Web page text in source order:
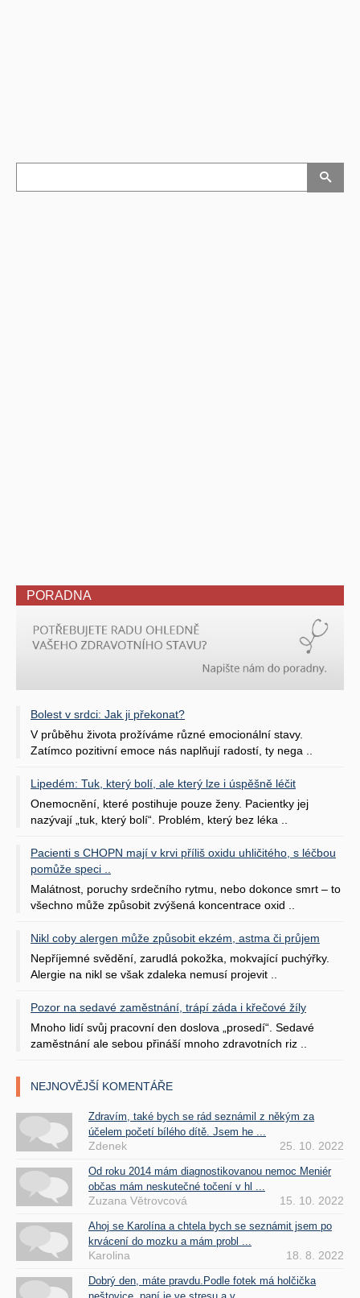
PORADNA
Bolest v srdci: Jak ji překonat?
V průběhu života prožíváme různé emocionální stavy.
Zatímco pozitivní emoce nás naplňují radostí, ty nega ..
Lipedém: Tuk, který bolí, ale který lze i úspěšně léčit
Onemocnění, které postihuje pouze ženy. Pacientky jej
nazývají „tuk, který bolí“. Problém, který bez léka ..
Pacienti s CHOPN mají v krvi příliš oxidu uhličitého, s léčbou
pomůže speci ..
Malátnost, poruchy srdečního rytmu, nebo dokonce smrt – to
všechno může způsobit zvýšená koncentrace oxid ..
Nikl coby alergen může způsobit ekzém, astma či průjem
Nepříjemné svědění, zarudlá pokožka, mokvající puchýřky.
Alergie na nikl se však zdaleka nemusí projevit ..
Pozor na sedavé zaměstnání, trápí záda i křečové žíly
Mnoho lidí svůj pracovní den doslova „prosedí“. Sedavé
zaměstnání ale sebou přináší mnoho zdravotních riz ..
NEJNOVĚJŠÍ KOMENTÁŘE
Zdravím, také bych se rád seznámil z někým za
účelem početí bílého dítě. Jsem he ...
Zdenek 25. 10. 2022
Od roku 2014 mám diagnostikovanou nemoc Meniér
občas mám neskutečné točení v hl ...
Zuzana Větrovcová 15. 10. 2022
Ahoj se Karolína a chtela bych se seznámit jsem po
krvácení do mozku a mám probl ...
Karolina 18. 8. 2022
Dobrý den, máte pravdu.Podle fotek má holčička